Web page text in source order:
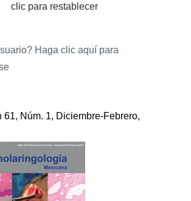
clic para restablecer
Haga clic aquí para
61, Núm. 1, Diciembre-Febrero,